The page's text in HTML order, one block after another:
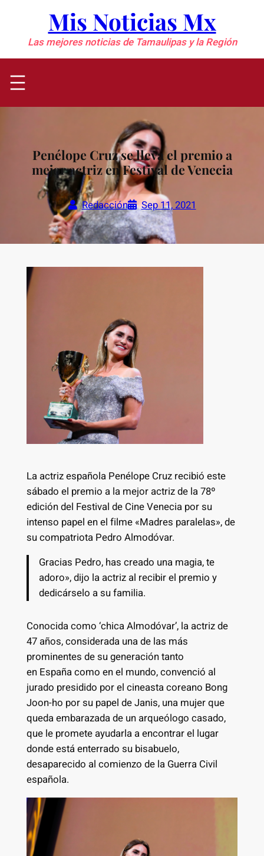
contenido
Mis Noticias Mx
Las mejores noticias de Tamaulipas y la Región
Penélope Cruz se lleva el premio a
mejor actriz en Festival de Venecia
Redacción Sep 11, 2021
La actriz española Penélope Cruz recibió este
sábado el premio a la mejor actriz de la 78º
edición del Festival de Cine Venecia por su
intenso papel en el filme «Madres paralelas», de
su compatriota Pedro Almodóvar.
Gracias Pedro, has creado una magia, te
adoro», dijo la actriz al recibir el premio y
dedicárselo a su familia.
Conocida como ‘chica Almodóvar’, la actriz de
47 años, considerada una de las más
prominentes de su generación tanto
en España como en el mundo, convenció al
jurado presidido por el cineasta coreano Bong
Joon-ho por su papel de Janis, una mujer que
queda embarazada de un arqueólogo casado,
que le promete ayudarla a encontrar el lugar
donde está enterrado su bisabuelo,
desaparecido al comienzo de la Guerra Civil
española.